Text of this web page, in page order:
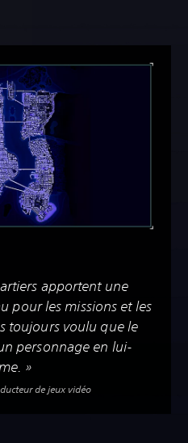
apportent une
pour les missions et les
toujours voulu que le
personnage en lui-
»
de jeux vidéo